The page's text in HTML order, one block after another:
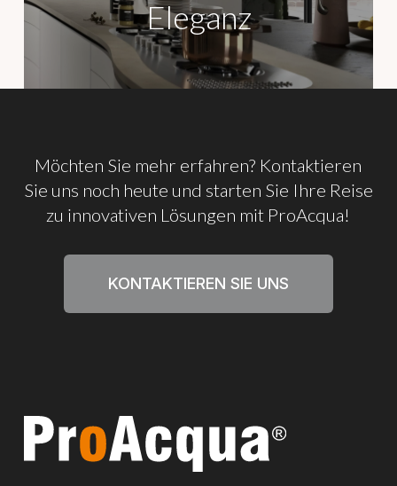
Eleganz
Möchten Sie mehr erfahren? Kontaktieren
Sie uns noch heute und starten Sie Ihre Reise
zu innovativen Lösungen mit ProAcqua!
KONTAKTIEREN SIE UNS